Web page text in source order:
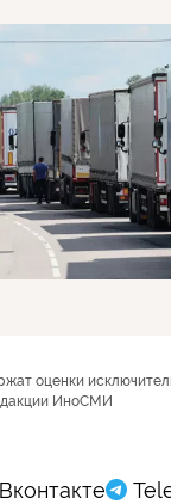
оценки
ИноСМИ